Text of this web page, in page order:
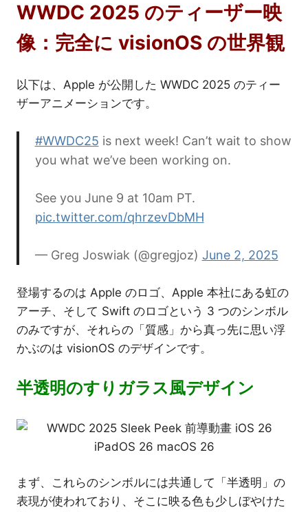
WWDC 2025 のティーザー映
像：完全に visionOS の世界観
以下は、Apple が公開した WWDC 2025 のティー
ザーアニメーションです。
#WWDC25 is next week! Can’t wait to show
you what we’ve been working on.
See you June 9 at 10am PT.
pic.twitter.com/qhrzevDbMH
— Greg Joswiak (@gregjoz) June 2, 2025
登場するのは Apple のロゴ、Apple 本社にある虹の
アーチ、そして Swift のロゴという 3 つのシンボル
のみですが、それらの「質感」から真っ先に思い浮
かぶのは visionOS のデザインです。
半透明のすりガラス風デザイン
まず、これらのシンボルには共通して「半透明」の
表現が使われており、そこに映る色も少しぼやけた